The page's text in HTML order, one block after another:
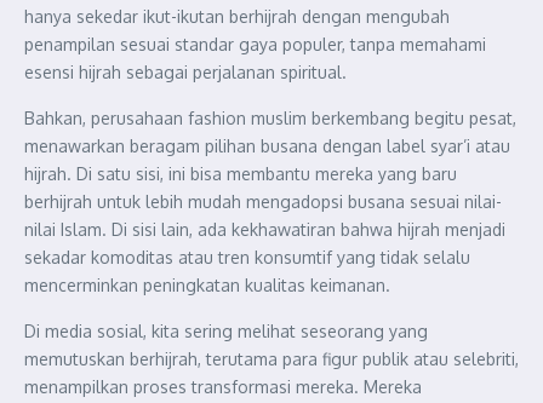
hanya sekedar ikut-ikutan berhijrah dengan mengubah
penampilan sesuai standar gaya populer, tanpa memahami
esensi hijrah sebagai perjalanan spiritual.
Bahkan, perusahaan fashion muslim berkembang begitu pesat,
menawarkan beragam pilihan busana dengan label syar’i atau
hijrah. Di satu sisi, ini bisa membantu mereka yang baru
berhijrah untuk lebih mudah mengadopsi busana sesuai nilai-
nilai Islam. Di sisi lain, ada kekhawatiran bahwa hijrah menjadi
sekadar komoditas atau tren konsumtif yang tidak selalu
mencerminkan peningkatan kualitas keimanan.
Di media sosial, kita sering melihat seseorang yang
memutuskan berhijrah, terutama para figur publik atau selebriti,
menampilkan proses transformasi mereka. Mereka